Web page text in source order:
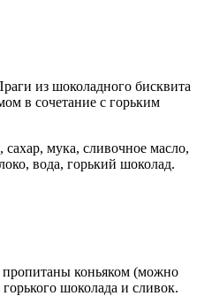
из шоколадного бисквита
в сочетание с горьким
мука, сливочное масло,
вода, горький шоколад.
коньяком (можно
шоколада и сливок.